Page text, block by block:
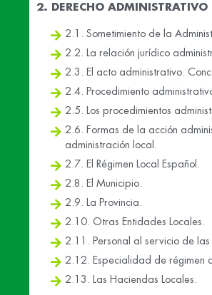
2. DERECHO ADMINISTRATIVO
2.1. Sometimiento de la
2.2. La relación jurídico
2.3. El acto administrativo.
2.4. Procedimiento
2.5. Los procedimientos
2.6. Formas de la acción
administración local.
2.7. El Régimen Local Español.
2.8. El Municipio.
2.9. La Provincia.
2.10. Otras Entidades Locales.
2.11. Personal al servicio de las
2.12. Especialidad de régimen
2.13. Las Haciendas Locales.